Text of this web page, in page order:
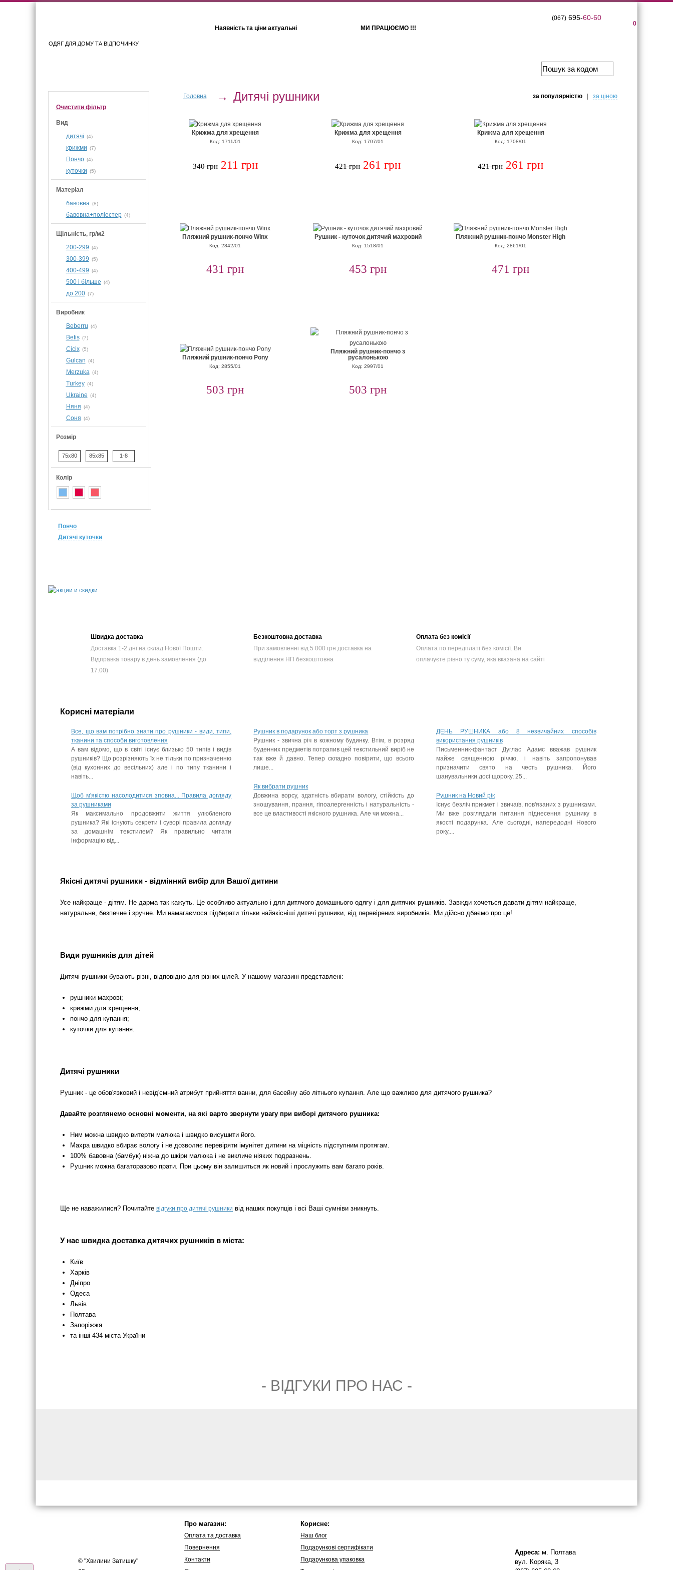
ОДЯГ ДЛЯ ДОМУ ТА ВІДПОЧИНКУ
Наявність та ціни актуальні МИ ПРАЦЮЄМО !!!
0
(067)695-60-60
Очистити фiльтр
Вид
дитячі (4)
крижми (7)
Пончо (4)
куточки (5)
Матеріал
бавовна (8)
бавовна+поліестер (4)
Щільність, гр/м2
200-299 (4)
300-399 (5)
400-499 (4)
500 і більше (4)
до 200 (7)
Виробник
Beberru (4)
Betis (7)
Cicix (5)
Gulcan (4)
Merzuka (4)
Turkey (4)
Ukraine (4)
Няня (4)
Соня (4)
Розмір
75x80 85x85 1-8
Колір
Пончо
Дитячі куточки
Головна → Дитячі рушники за популярнiстю| за цiною
Крижма для хрещення
Код: 1711/01
340 грн 211 грн
Крижма для хрещення
Код: 1707/01
421 грн 261 грн
Крижма для хрещення
Код: 1708/01
421 грн 261 грн
Пляжний рушник-пончо Winx
Код: 2842/01
431 грн
Рушник - куточок дитячий махровий
Код: 1518/01
453 грн
Пляжний рушник-пончо Monster High
Код: 2861/01
471 грн
Пляжний рушник-пончо Pony
Код: 2855/01
503 грн
Пляжний рушник-пончо з
русалонькою
Код: 2997/01
503 грн
Швидка доставка
Доставка 1-2 дні на склад Нової Пошти.
Відправка товару в день замовлення (до
17.00)
Безкоштовна доставка
При замовленні від 5 000 грн доставка на
відділення НП безкоштовна
Оплата без комісії
Оплата по передплатi без комісії. Ви
оплачуєте рівно ту суму, яка вказана на сайті
Корисні матеріали
Все, що вам потрібно знати про рушники - види, типи,
тканини та способи виготовлення
А вам відомо, що в світі існує близько 50 типів і видів
рушників? Що розрізняють їх не тільки по призначенню
(від кухонних до весільних) але і по типу тканини і
навіть...
Щоб м'якістю насолодитися зповна... Правила догляду
за рушниками
Як максимально продовжити життя улюбленого
рушника? Які існують секрети і суворі правила догляду
за домашнім текстилем? Як правильно читати
інформацію від...
Рушник в подарунок або торт з рушника
Рушник - звична річ в кожному будинку. Втім, в розряд
буденних предметів потрапив цей текстильний виріб не
так вже й давно. Тепер складно повірити, що всього
лише...
Як вибрати рушник
Довжина ворсу, здатність вбирати вологу, стійкість до
зношування, прання, гіпоалергенність і натуральність -
все це властивості якісного рушника. Але чи можна...
ДЕНЬ РУШНИКА або 8 незвичайних способів
використання рушників
Письменник-фантаст Дуглас Адамс вважав рушник
майже священною річчю, і навіть запропонував
призначити свято на честь рушника. Його
шанувальники досі щороку, 25...
Рушник на Новий рік
Існує безліч прикмет і звичаїв, пов'язаних з рушниками.
Ми вже розглядали питання піднесення рушнику в
якості подарунка. Але сьогодні, напередодні Нового
року,...
Якісні дитячі рушники - відмінний вибір для Вашої дитини
Усе найкраще - дітям. Не дарма так кажуть. Це особливо актуально і для дитячого домашнього одягу і для дитячих рушників. Завжди хочеться давати дітям найкраще,
натуральне, безпечне і зручне. Ми намагаємося підбирати тільки найякісніші дитячі рушники, від перевірених виробників. Ми дійсно дбаємо про це!
Види рушників для дітей
Дитячі рушники бувають різні, відповідно для різних цілей. У нашому магазині представлені:
рушники махрові;
крижми для хрещення;
пончо для купання;
куточки для купання.
Дитячі рушники
Рушник - це обов'язковий і невід'ємний атрибут прийняття ванни, для басейну або літнього купання. Але що важливо для дитячого рушника?
Давайте розглянемо основні моменти, на які варто звернути увагу при виборі дитячого рушника:
Ним можна швидко витерти малюка і швидко висушити його.
Махра швидко вбирає вологу і не дозволяє перевіряти імунітет дитини на міцність підступним протягам.
100% бавовна (бамбук) ніжна до шкіри малюка і не викличе ніяких подразнень.
Рушник можна багаторазово прати. При цьому він залишиться як новий і прослужить вам багато років.
Ще не наважилися? Почитайте відгуки про дитячі рушники від наших покупців і всі Ваші сумніви зникнуть.
У нас швидка доставка дитячих рушників в міста:
Київ
Харків
Дніпро
Одеса
Львів
Полтава
Запоріжжя
та інші 434 міста України
- ВIДГУКИ ПРО НАС -
© "Хвилини Затишку"
Про магазин:
Оплата та доставка
Повернення
Контакти
Корисне:
Наш блог
Подарункові сертифікати
Подарункова упаковка
Адреса: м. Полтава
вул. Коряка, 3